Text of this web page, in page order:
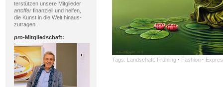
terstützen unsere Mitglieder
artofferfinanziell und helfen,
die Kunst in die Welt hinaus-
zutragen.
pro-Mitgliedschaft:
Tags: Landschaft: Frühling · Fashion ·